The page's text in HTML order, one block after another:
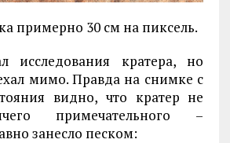
примерно 30 см на пиксель.
исследования кратера, но
мимо. Правда на снимке с
видно, что кратер не
примечательного –
занесло песком: